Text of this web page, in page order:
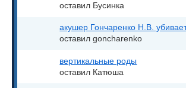
оставил Бусинка
акушер Гончаренко Н.В.
оставил goncharenko
вертикальные роды
оставил Катюша